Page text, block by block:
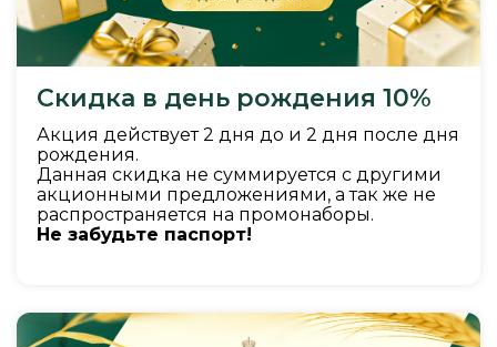
Скидка в день рождения 10%
Акция действует 2 дня до и 2 дня после дня
рождения.
Данная скидка не суммируется с другими
акционными предложениями, а так же не
распространяется на промонаборы.
Не забудьте паспорт!